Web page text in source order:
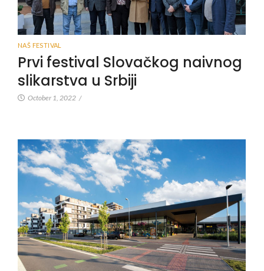
NAŠ FESTIVAL
Prvi festival Slovačkog naivnog
slikarstva u Srbiji
October 1, 2022 /